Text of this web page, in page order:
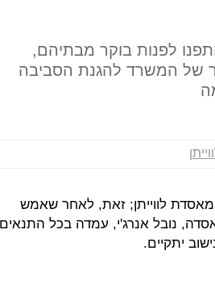
לפנות בוקר מבתיהם,
של המשרד להגנת הסביבה
לווייתן; זאת, לאחר שאמש
נובל אנרג'י, עמדה בכל התנאים
יתקיים.